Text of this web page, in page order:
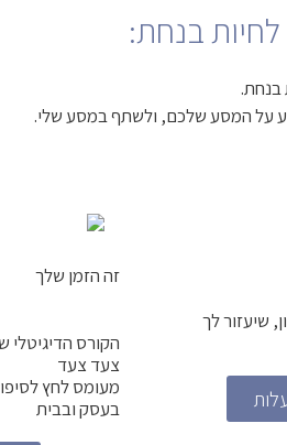
בנחת:
בנחת.
על המסע שלכם, ולשתף במסע שלי.
שיעזור לך
זה הזמן שלך
הקורס הדיגיטלי
צעד צעד
מעומס לחץ
בעסק ובבית